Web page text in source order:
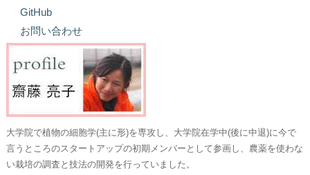
GitHub
お問い合わせ
大学院で植物の細胞学(主に形)を専攻し、大学院在学中(後に中退)に今で
言うところのスタートアップの初期メンバーとして参画し、農薬を使わな
い栽培の調査と技法の開発を行っていました。